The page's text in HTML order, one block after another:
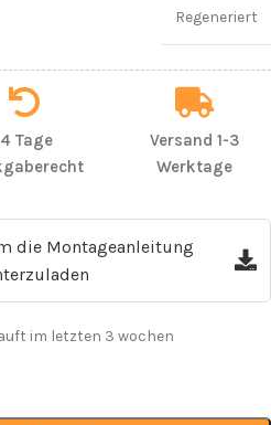
Regeneriert
Tage
Versand 1-3
Werktage
die Montageanleitung
im letzten 3 wochen